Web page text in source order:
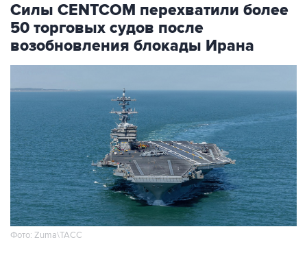
Силы CENTCOM перехватили более
50 торговых судов после
возобновления блокады Ирана
Фото: Zuma\ТАСС